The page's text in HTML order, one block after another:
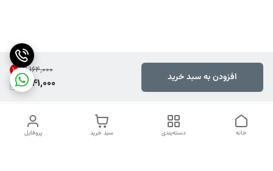
۱٬۱۶۴٬۰۰۰ 10%
1,041,000 افزودن به سبد خرید
پروفایل سبد خرید دسته‌بندی خانه